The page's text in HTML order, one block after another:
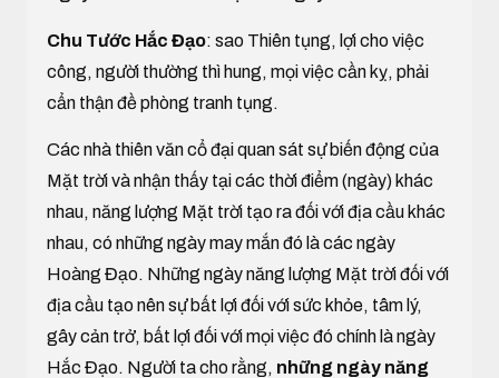
Chu Tước Hắc Đạo: sao Thiên tụng, lợi cho việc
công, người thường thì hung, mọi việc cần kỵ, phải
cẩn thận đề phòng tranh tụng.
Các nhà thiên văn cổ đại quan sát sự biến động của
Mặt trời và nhận thấy tại các thời điểm (ngày) khác
nhau, năng lượng Mặt trời tạo ra đối với địa cầu khác
nhau, có những ngày may mắn đó là các ngày
Hoàng Đạo. Những ngày năng lượng Mặt trời đối với
địa cầu tạo nên sự bất lợi đối với sức khỏe, tâm lý,
gây cản trở, bất lợi đối với mọi việc đó chính là ngày
Hắc Đạo. Người ta cho rằng, những ngày năng